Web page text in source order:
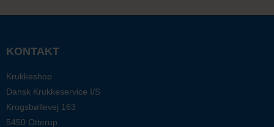
KONTAKT
Krukkeshop
Dansk Krukkeservice I/S
Krogsbøllevej 163
5450 Otterup